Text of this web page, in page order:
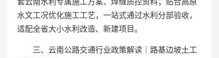
水文工况优化施工工艺，一站式通过水利分部验收，
适配全省大小水利改造、新建项目。
三、云南公路交通行业政策解读｜路基边坡土工